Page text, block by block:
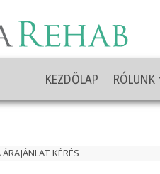
KEZDŐLAP RÓLUNK
KÉRÉS